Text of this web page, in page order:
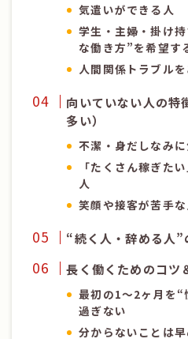
気遣いができる人
学生・主婦・掛け
な働き方”を希望す
人間関係トラブル
向いていない人の特
多い）
不潔・身だしなみ
「たくさん稼ぎた
人
笑顔や接客が苦手
“続く人・辞める人”
長く働くためのコツ
最初の1〜2ヶ月を“
過ぎない
分からないことは